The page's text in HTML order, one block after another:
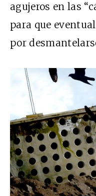
agujeros en las
para que
por